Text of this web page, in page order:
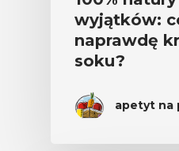
wyjątków:
naprawdę
soku?
apetyt na